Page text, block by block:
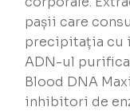
pașii care
precipitația cu
ADN-ul
Blood DNA
inhibitori de